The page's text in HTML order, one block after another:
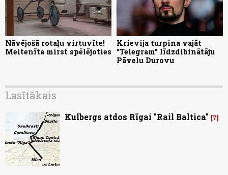
Nāvējošā rotaļu virtuvīte!
Meitenīta mirst spēlējoties
Krievija turpina vajāt
“Telegram” līdzdibinātāju
Pāvelu Durovu
Lasītākais
Kulbergs atdos Rīgai "Rail Baltica" 7